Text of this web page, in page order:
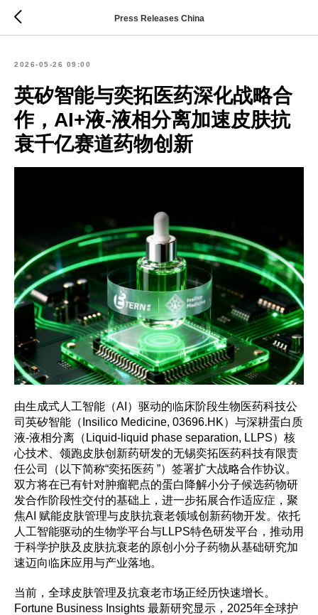
Press Releases China
2026-05-26 09:00
英矽智能与奕拓医药深化战略合
作，AI+液-液相分离加速皮肤抗
衰千亿赛道药物创新
由生成式人工智能（AI）驱动的临床阶段生物医药科技公
司英矽智能（Insilico Medicine, 03696.HK）与深耕蛋白质
液-液相分离（Liquid-liquid phase separation, LLPS）核
心技术、领跑皮肤创新药研发的无锡奕拓医药科技有限责
任公司（以下简称“奕拓医药 ”）签署扩大战略合作协议。
双方将在已有针对肿瘤靶点的蛋白降解小分子候选药物研
发合作阶段性交付的基础上，进一步拓展合作适应症，聚
焦AI 赋能皮肤管理与皮肤抗衰老领域创新药物开发。依托
人工智能驱动的生物学平台与LLPS特色研发平台，推动用
于科学护肤及皮肤抗衰老的原创小分子药物从基础研究加
速迈向临床应用与产业落地。
当前，全球皮肤管理及抗衰老市场正经历快速增长。
Fortune Business Insights 最新研究显示，2025年全球护